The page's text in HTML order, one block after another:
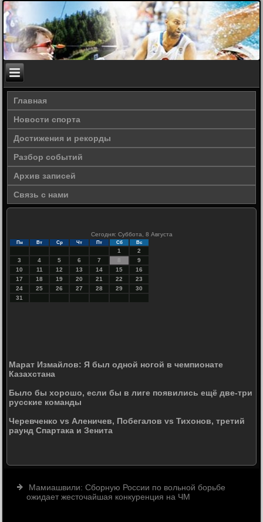
Главная
Новости спорта
Достижения и рекорды
Разбор событий
Архив записей
Связь с нами
Сегодня: Суббота, 8 Августа
Пн Вт Ср Чт Пт Сб Вс
1
2
3
4 5 6 7 8
9
10
11 12 13 14 15
16
17
18 19 20 21 22
23
24
25 26 27 28 29
30
31
Марат Измайлов: Я был одной ногой в чемпионате
Казахстана
Было бы хорошо, если бы в лиге появились ещё две-три
русские команды
Черевченко vs Аленичев, Побегалов vs Тихонов, третий
раунд Спартака и Зенита
Мамиашвили: Сборную России по вольной борьбе
ожидает жесточайшая конкуренция на ЧМ